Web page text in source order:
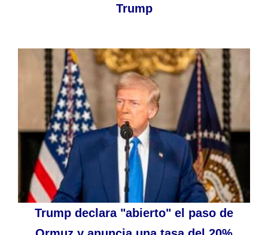
Trump
Trump declara "abierto" el paso de